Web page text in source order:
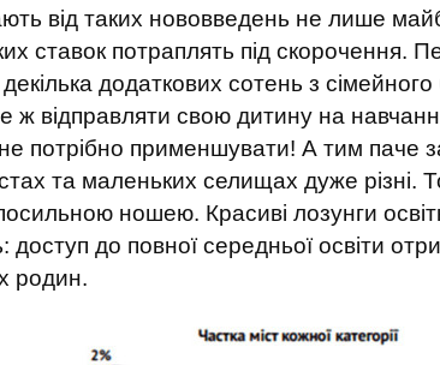
від таких нововведень не лише
ставок потраплять під скорочення.
додаткових сотень з
ж відправляти свою дитину на
потрібно применшувати! А тим паче
та маленьких селищах дуже різні.
ношею. Красиві лозунги
доступ до повної середньої освіти
родин.